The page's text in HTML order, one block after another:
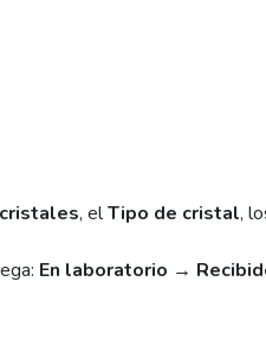
, elTipo de cristal,
En laboratorio →